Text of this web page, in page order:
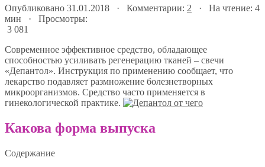
Опубликовано 31.01.2018 · Комментарии: 2 · На чтение: 4
мин · Просмотры:
3 081
Современное эффективное средство, обладающее
способностью усиливать регенерацию тканей – свечи
«Депантол». Инструкция по применению сообщает, что
лекарство подавляет размножение болезнетворных
микроорганизмов. Средство часто применяется в
гинекологической практике.
Какова форма выпуска
Содержание